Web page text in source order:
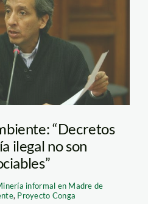
“Decretos
ilegal no son
informal en Madre de
, Proyecto Conga